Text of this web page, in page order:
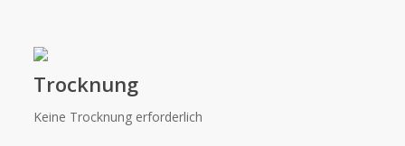
Trocknung
Keine Trocknung erforderlich